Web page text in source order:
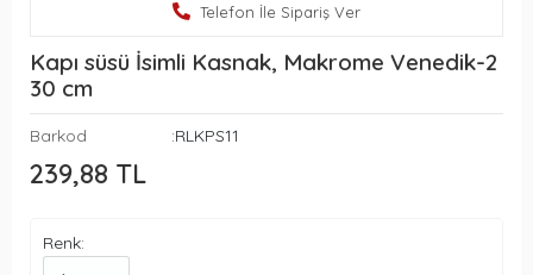
Telefon İle Sipariş Ver
Kapı süsü İsimli Kasnak, Makrome Venedik-2
30 cm
Barkod :RLKPS11
239,88 TL
Renk: